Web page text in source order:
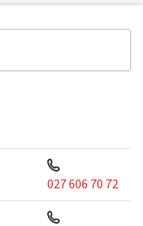
027 606 70 72